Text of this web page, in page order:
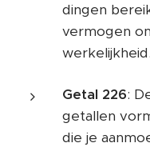
dingen
vermogen
werkelijkheid.
Getal 226:
getallen
die je